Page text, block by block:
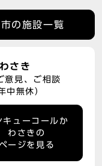
市の施設一覧
さき
意見、ご相談
中無休）
キューコールか
わさきの
ージを見る